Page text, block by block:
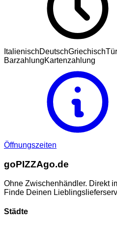
ItalienischDeutschGriechisch
BarzahlungKartenzahlung
Öffnungszeiten
goPIZZAgo.de
Ohne Zwischenhändler. Direkt
Finde Deinen
Städte